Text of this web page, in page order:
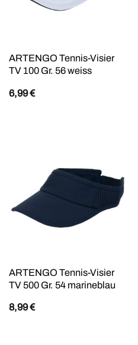
ARTENGO Tennis-Visier
TV 100 Gr. 56 weiss
6,99€
ARTENGO Tennis-Visier
TV 500 Gr. 54 marineblau
8,99€